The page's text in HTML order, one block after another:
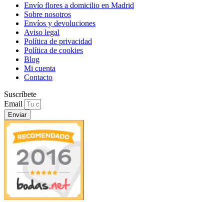
Envío flores a domicilio en Madrid
Sobre nosotros
Envíos y devoluciones
Aviso legal
Política de privacidad
Política de cookies
Blog
Mi cuenta
Contacto
Suscríbete
Email
Enviar